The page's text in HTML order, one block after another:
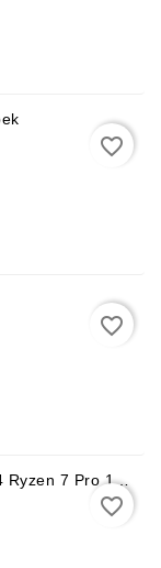
favorite_border
favorite_border
Ryzen 7 Pro 16
favorite_border